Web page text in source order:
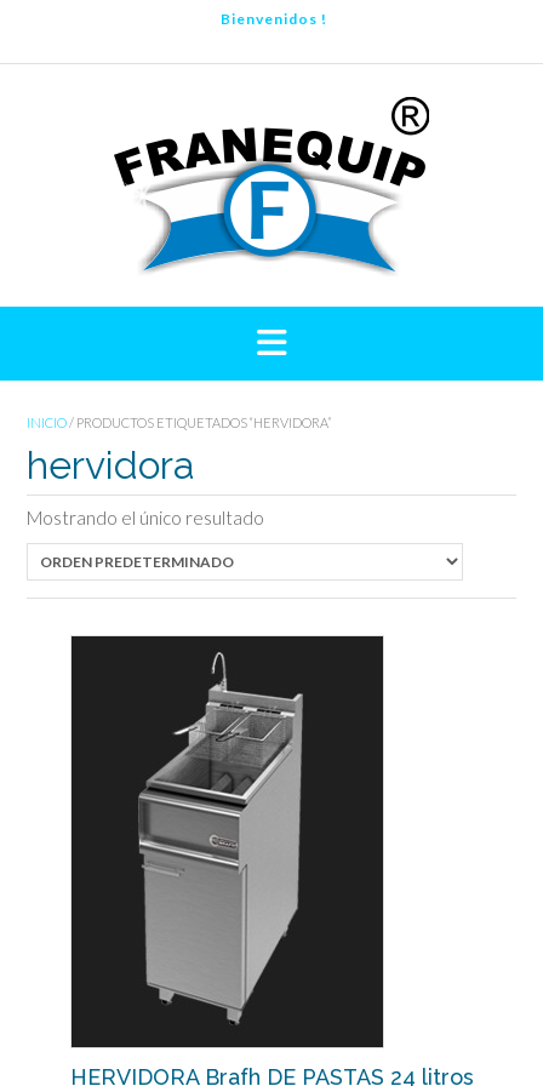
contenido
Bienvenidos !
INICIO/ PRODUCTOS ETIQUETADOS “HERVIDORA”
hervidora
Mostrando el único resultado
HERVIDORA Brafh DE PASTAS 24 litros